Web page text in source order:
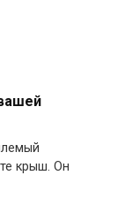
крыш. Он